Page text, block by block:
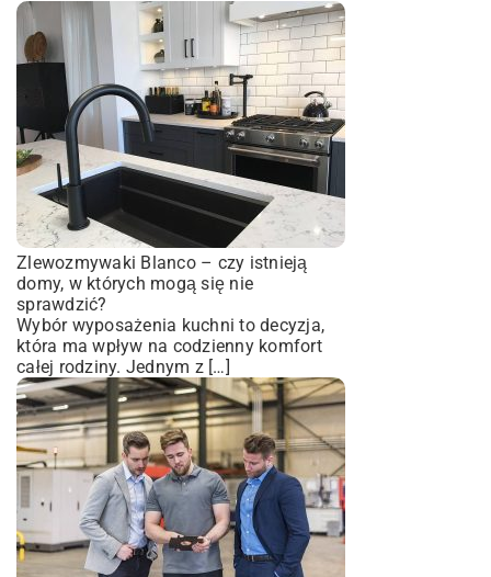
Zlewozmywaki Blanco – czy istnieją
domy, w których mogą się nie
sprawdzić?
Wybór wyposażenia kuchni to decyzja,
która ma wpływ na codzienny komfort
całej rodziny. Jednym z […]